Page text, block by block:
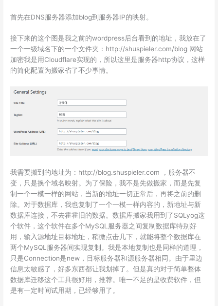
首先在DNS服务器添加blog到服务器IP的映射。
接下来的这个图是我之前的wordpress后台看到的地址，我放在了
一个一级域名下的一个文件夹：http://shuspieler.com/blog 网站
加密我是用Cloudflare实现的，所以这里是服务器http协议，这样
的简化配置为搬家省了不少事情。
我需要搬到的地址为：http://blog.shuspieler.com ，服务器不
变，只是换个域名映射。为了保险，我不是先做搬家，而是先复
制一个一模一样的网站，当新的地址一切正常后，再将之前的删
除。对于数据库，我也复制了一个一模一样内容的，新地址与新
数据库连接，不去霍霍旧的数据。数据库搬家我用到了SQLyog这
个软件，这个软件在多个MySQL服务器之间复制数据库特别好
用，输入源地址目标地址，稍微点击几下，就能将整个数据库在
两个MySQL服务器间实现复制。我是本地复制也是同样的道理，
只是Connection是new，目标服务器和源服务器相同。由于里边
信息太敏感了，好多东西都让我划掉了。但是真的对于简单整体
数据库迁移这个工具很好用，推荐。唯一不足的是收费软件，但
是有一定时间试用期，已经够用了。